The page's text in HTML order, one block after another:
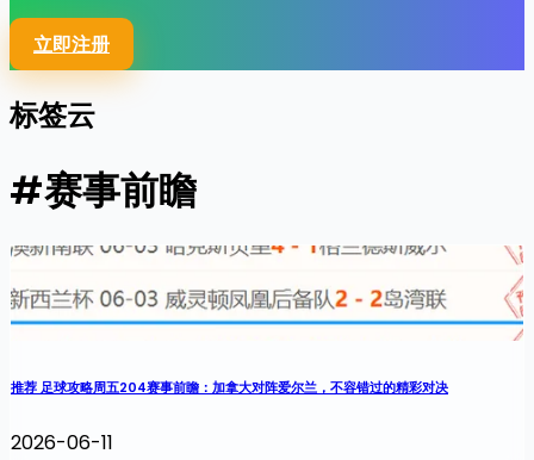
立即注册
标签云
#赛事前瞻
推荐 足球攻略周五204赛事前瞻：加拿大对阵爱尔兰，不容错过的精彩对决
2026-06-11